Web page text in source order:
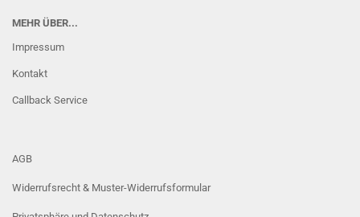
MEHR ÜBER...
Impressum
Kontakt
Callback Service
AGB
Widerrufsrecht & Muster-Widerrufsformular